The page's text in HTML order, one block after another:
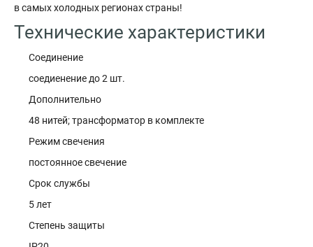
в самых холодных регионах страны!
Технические характеристики
Соединение
соедиенение до 2 шт.
Дополнительно
48 нитей; трансформатор в комплекте
Режим свечения
постоянное свечение
Срок службы
5 лет
Степень защиты